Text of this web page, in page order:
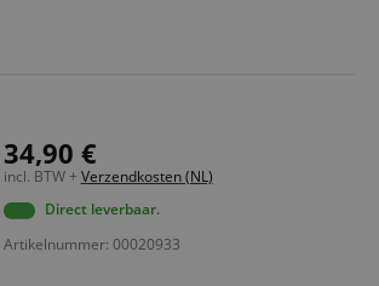
34,90 €
incl. BTW + Verzendkosten (NL)
Direct leverbaar.
Artikelnummer: 00020933